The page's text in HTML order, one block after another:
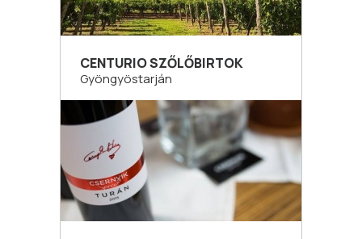
CENTURIO SZŐLŐBIRTOK
Gyöngyöstarján